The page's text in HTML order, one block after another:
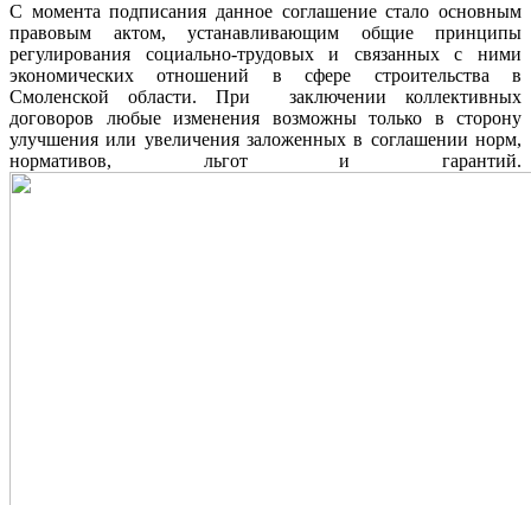
С момента подписания данное соглашение стало основным
правовым актом, устанавливающим общие принципы
регулирования социально-трудовых и связанных с ними
экономических отношений в сфере строительства в
Смоленской области. При заключении коллективных
договоров любые изменения возможны только в сторону
улучшения или увеличения заложенных в соглашении норм,
нормативов, льгот и гарантий.